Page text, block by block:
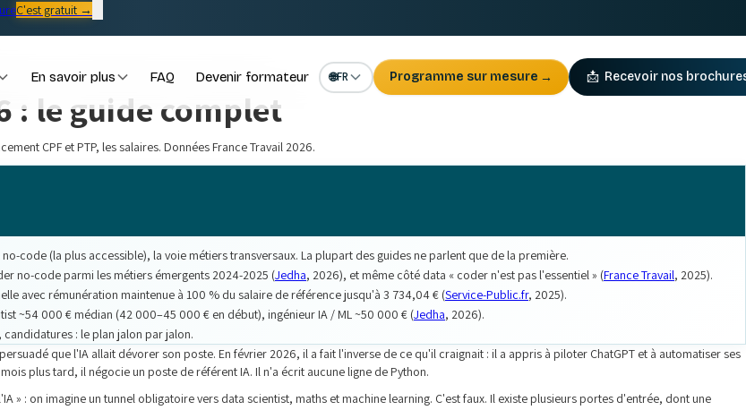
C'est gratuit →
En savoir plus FAQ Devenir formateur 🌐FR Programme sur mesure → 📩 Recevoir nos
: le guide complet
CPF et PTP, les salaires. Données France Travail 2026.
code (la plus accessible), la voie métiers transversaux. La plupart des guides ne parlent que de la première.
no-code parmi les métiers émergents 2024-2025 (Jedha, 2026), et même côté data « coder n'est pas l'essentiel » (France Travail, 2025).
avec rémunération maintenue à 100 % du salaire de référence jusqu'à 3 734,04 € (Service-Public.fr, 2025).
~54 000 € médian (42 000–45 000 € en début), ingénieur IA / ML ~50 000 € (Jedha, 2026).
: le plan jalon par jalon.
que l'IA allait dévorer son poste. En février 2026, il a fait l'inverse de ce qu'il craignait : il a appris à piloter ChatGPT et à automatiser ses
plus tard, il négocie un poste de référent IA. Il n'a écrit aucune ligne de Python.
» : on imagine un tunnel obligatoire vers data scientist, maths et machine learning. C'est faux. Il existe plusieurs portes d'entrée, dont une